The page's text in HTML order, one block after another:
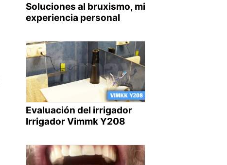
Soluciones al bruxismo, mi
experiencia personal
Evaluación del irrigador
Irrigador Vimmk Y208